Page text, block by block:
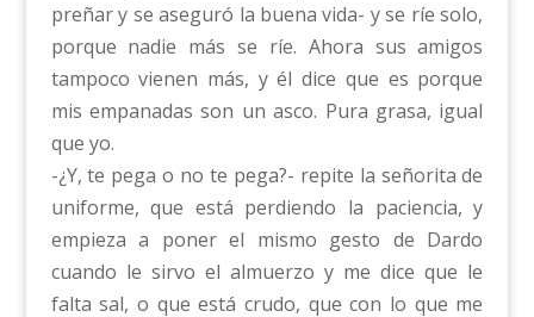
preñar y se aseguró la buena vida- y se ríe solo,
porque nadie más se ríe. Ahora sus amigos
tampoco vienen más, y él dice que es porque
mis empanadas son un asco. Pura grasa, igual
que yo.
-¿Y, te pega o no te pega?- repite la señorita de
uniforme, que está perdiendo la paciencia, y
empieza a poner el mismo gesto de Dardo
cuando le sirvo el almuerzo y me dice que le
falta sal, o que está crudo, que con lo que me